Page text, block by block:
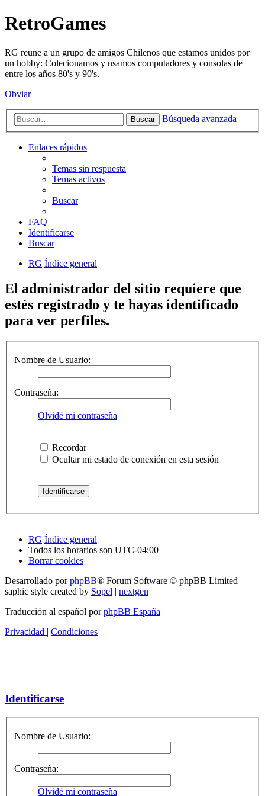
RetroGames
RG reune a un grupo de amigos Chilenos que estamos unidos por
un hobby: Colecionamos y usamos computadores y consolas de
entre los años 80's y 90's.
Obviar
Buscar Búsqueda avanzada
Enlaces rápidos
Temas sin respuesta
Temas activos
Buscar
FAQ
Identificarse
Buscar
RG Índice general
El administrador del sitio requiere que
estés registrado y te hayas identificado
para ver perfiles.
Nombre de Usuario:
Contraseña:
Olvidé mi contraseña
Recordar
Ocultar mi estado de conexión en esta sesión
RG Índice general
Todos los horarios son UTC-04:00
Borrar cookies
Desarrollado porphpBB® Forum Software © phpBB Limited
saphic style created by Sopel | nextgen
Traducción al español porphpBB España
Privacidad | Condiciones
Identificarse
Nombre de Usuario:
Contraseña:
Olvidé mi contraseña